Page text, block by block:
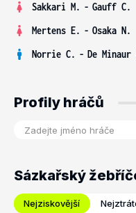
Sakkari M. - Gauff C.
Mertens E. - Osaka N.
Norrie C. - De Minaur
Profily hráčů
Sázkařský
Nejziskovější